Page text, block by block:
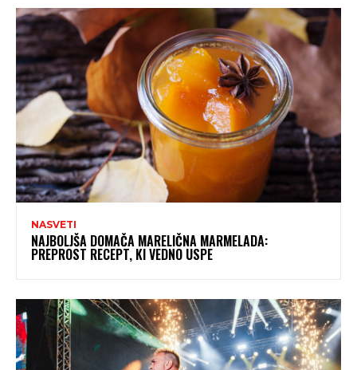
NASVETI
NAJBOLJŠA DOMAČA MARELIČNA MARMELADA:
PREPROST RECEPT, KI VEDNO USPE